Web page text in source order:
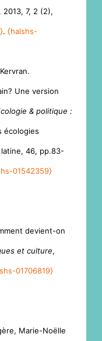
2013, 7, 2 (2),
. ⟨halshs-
Une version
& politique :
écologies
46, pp.83-
01542359⟩
devient-on
et culture,
01706819⟩
Marie-Noëlle